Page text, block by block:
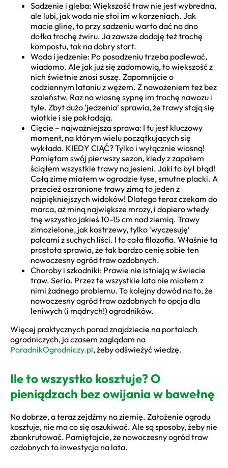
Sadzenie i gleba: Większość traw nie jest wybredna,
ale lubi, jak woda nie stoi im w korzeniach. Jak
macie glinę, to przy sadzeniu warto dać na dno
dołka trochę żwiru. Ja zawsze dodaję też trochę
kompostu, tak na dobry start.
Woda i jedzenie: Po posadzeniu trzeba podlewać,
wiadomo. Ale jak już się zadomowią, to większość z
nich świetnie znosi suszę. Zapomnijcie o
codziennym lataniu z wężem. Z nawożeniem też bez
szaleństw. Raz na wiosnę sypnę im trochę nawozu i
tyle. Zbyt dużo 'jedzenia’ sprawia, że trawy stają się
wiotkie i się pokładają.
Cięcie – najważniejsza sprawa: I tu jest kluczowy
moment, na którym wielu początkujących się
wykłada. KIEDY CIĄĆ? Tylko i wyłącznie wiosną!
Pamiętam swój pierwszy sezon, kiedy z zapałem
ściąłem wszystkie trawy na jesieni. Jaki to był błąd!
Całą zimę miałem w ogrodzie łyse, smutne placki. A
przecież oszronione trawy zimą to jeden z
najpiękniejszych widoków! Dlatego teraz czekam do
marca, aż miną największe mrozy, i dopiero wtedy
tnę wszystko jakieś 10-15 cm nad ziemią. Trawy
zimozielone, jak kostrzewy, tylko 'wyczesuję’
palcami z suchych liści. I to cała filozofia. Właśnie ta
prostota sprawia, że tak bardzo cenię sobie ten
nowoczesny ogród traw ozdobnych.
Choroby i szkodniki: Prawie nie istnieją w świecie
traw. Serio. Przez te wszystkie lata nie miałem z
nimi żadnego problemu. To kolejny dowód na to, że
nowoczesny ogród traw ozdobnych to opcja dla
leniwych (i mądrych!) ogrodników.
Więcej praktycznych porad znajdziecie na portalach
ogrodniczych, ja czasem zaglądam na
PoradnikOgrodniczy.pl, żeby odświeżyć wiedzę.
Ile to wszystko kosztuje? O
pieniądzach bez owijania w bawełnę
No dobrze, a teraz zejdźmy na ziemię. Założenie ogrodu
kosztuje, nie ma co się oszukiwać. Ale są sposoby, żeby nie
zbankrutować. Pamiętajcie, że nowoczesny ogród traw
ozdobnych to inwestycja na lata.